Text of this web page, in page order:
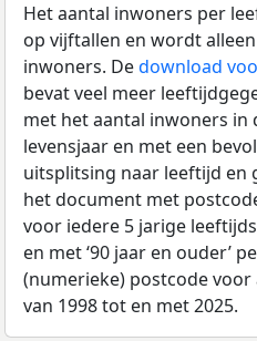
Het aantal inwoners per
op vijftallen en wordt
inwoners. Dedownload
bevat veel meer
met het aantal inwoners in
levensjaar en met een
uitsplitsing naar leeftijd en
het document met
voor iedere 5 jarige
en met ‘90 jaar en ouder’
(numerieke) postcode
van 1998 tot en met 2025.